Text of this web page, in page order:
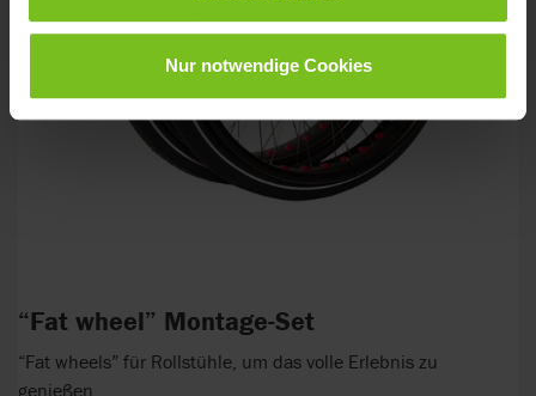
Nur notwendige Cookies
“Fat wheel” Montage-Set
“Fat wheels” für Rollstühle, um das volle Erlebnis zu
genießen.